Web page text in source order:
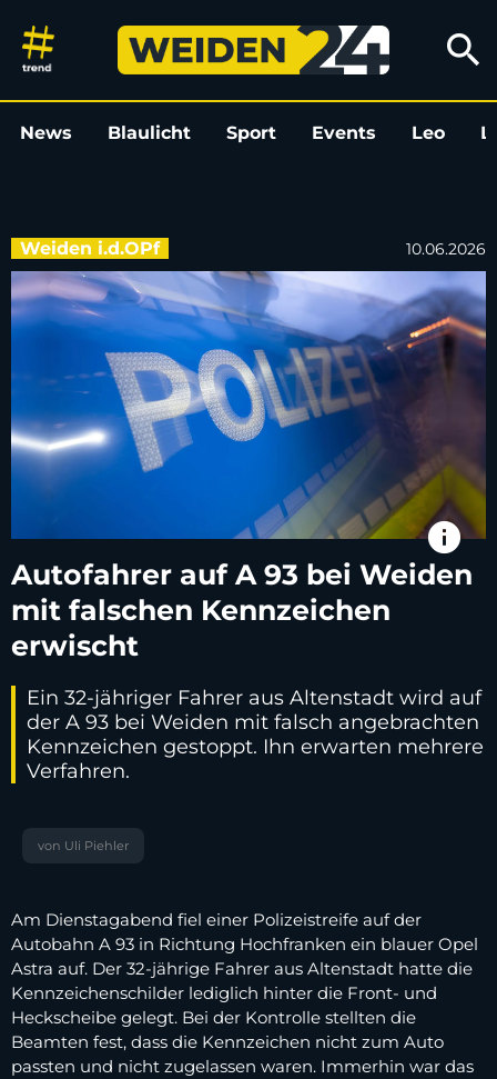
Autofahrer auf A 93 bei
search
News Blaulicht Sport Events Leo
Weiden i.d.OPf 10.06.2026
info
Autofahrer auf A 93 bei Weiden
mit falschen Kennzeichen
erwischt
Ein 32-jähriger Fahrer aus Altenstadt wird auf
der A 93 bei Weiden mit falsch angebrachten
Kennzeichen gestoppt. Ihn erwarten mehrere
Verfahren.
von Uli Piehler
Am Dienstagabend fiel einer Polizeistreife auf der
Autobahn A 93 in Richtung Hochfranken ein blauer Opel
Astra auf. Der 32-jährige Fahrer aus Altenstadt hatte die
Kennzeichenschilder lediglich hinter die Front- und
Heckscheibe gelegt. Bei der Kontrolle stellten die
Beamten fest, dass die Kennzeichen nicht zum Auto
passten und nicht zugelassen waren. Immerhin war das